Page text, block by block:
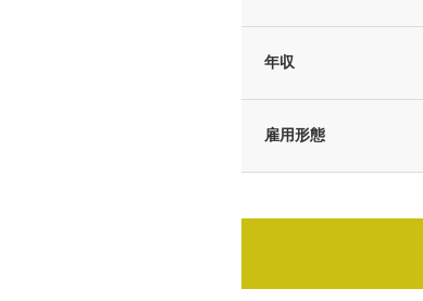
年収
雇用形態